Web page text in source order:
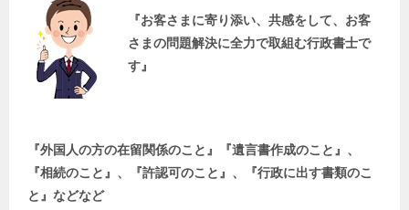
『お客さまに寄り添い、共感をして、お客
さまの問題解決に全力で取組む行政書士で
す』
『外国人の方の在留関係のこと』『遺言書作成のこと』、
『相続のこと』、『許認可のこと』、『行政に出す書類のこ
と』などなど